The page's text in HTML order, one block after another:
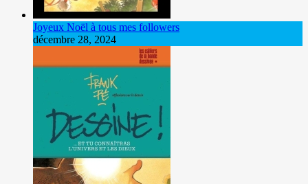
Joyeux Noël à tous mes followers
décembre 28, 2024